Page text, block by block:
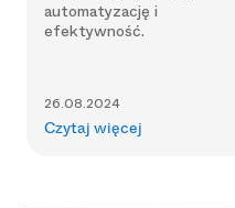
automatyzację i
efektywność.
26.08.2024
Czytaj więcej